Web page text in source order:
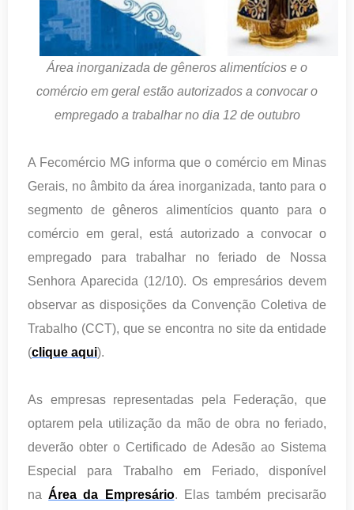
Área inorganizada de gêneros alimentícios e o
comércio em geral estão autorizados a convocar o
empregado a trabalhar no dia 12 de outubro
A Fecomércio MG informa que o comércio em Minas
Gerais, no âmbito da área inorganizada, tanto para o
segmento de gêneros alimentícios quanto para o
comércio em geral, está autorizado a convocar o
empregado para trabalhar no feriado de Nossa
Senhora Aparecida (12/10). Os empresários devem
observar as disposições da Convenção Coletiva de
Trabalho (CCT), que se encontra no site da entidade
(clique aqui).
As empresas representadas pela Federação, que
optarem pela utilização da mão de obra no feriado,
deverão obter o Certificado de Adesão ao Sistema
Especial para Trabalho em Feriado, disponível
naÁrea da Empresário. Elas também precisarão